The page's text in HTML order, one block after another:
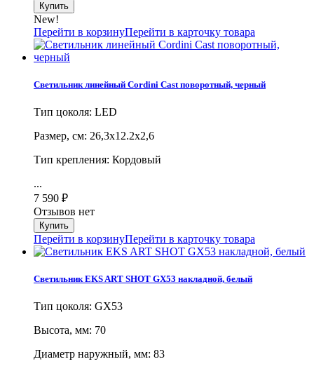
New!
Перейти в корзинуПерейти в карточку товара
Светильник линейный Cordini Cast поворотный, черный
Тип цоколя: LED
Размер, cм: 26,3х12.2х2,6
Тип крепления: Кордовый
...
7 590 ₽
Отзывов нет
Перейти в корзинуПерейти в карточку товара
Светильник EKS ART SHOT GX53 накладной, белый
Тип цоколя: GX53
Высота, мм: 70
Диаметр наружный, мм: 83